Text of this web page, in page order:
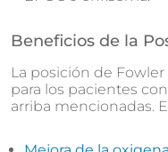
Beneficios de la
La posición de
para los pacientes
arriba mencionadas.